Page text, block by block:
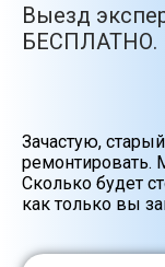
Выезд
БЕСПЛАТНО.
Зачастую,
ремонтировать.
Сколько будет
как только вы